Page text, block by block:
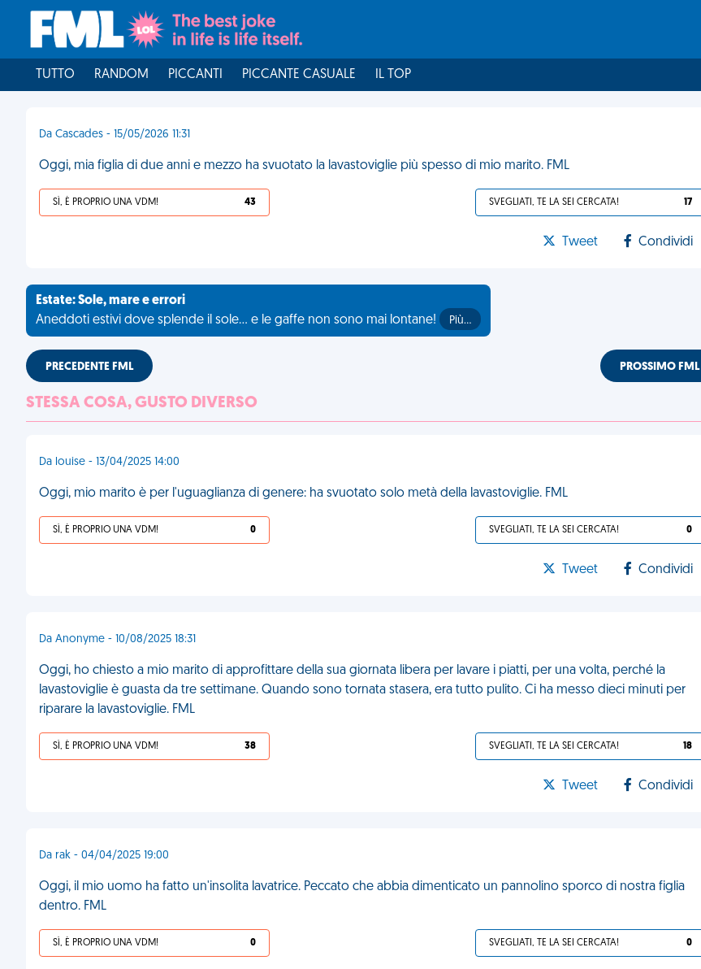
TUTTO RANDOM PICCANTI PICCANTE CASUALE IL TOP
Da Cascades - 15/05/2026 11:31
Oggi, mia figlia di due anni e mezzo ha svuotato la lavastoviglie più spesso di mio marito. FML
SÌ, È PROPRIO UNA VDM! 43 SVEGLIATI, TE LA SEI CERCATA! 17
Tweet Condividi
Estate: Sole, mare e errori
Aneddoti estivi dove splende il sole... e le gaffe non sono mai lontane!
Più…
PRECEDENTE FML PROSSIMO FML
STESSA COSA, GUSTO DIVERSO
Da louise - 13/04/2025 14:00
Oggi, mio marito è per l'uguaglianza di genere: ha svuotato solo metà della lavastoviglie. FML
SÌ, È PROPRIO UNA VDM! 0 SVEGLIATI, TE LA SEI CERCATA! 0
Tweet Condividi
Da Anonyme - 10/08/2025 18:31
Oggi, ho chiesto a mio marito di approfittare della sua giornata libera per lavare i piatti, per una volta, perché la
lavastoviglie è guasta da tre settimane. Quando sono tornata stasera, era tutto pulito. Ci ha messo dieci minuti per
riparare la lavastoviglie. FML
SÌ, È PROPRIO UNA VDM! 38 SVEGLIATI, TE LA SEI CERCATA! 18
Tweet Condividi
Da rak - 04/04/2025 19:00
Oggi, il mio uomo ha fatto un'insolita lavatrice. Peccato che abbia dimenticato un pannolino sporco di nostra figlia
dentro. FML
SÌ, È PROPRIO UNA VDM! 0 SVEGLIATI, TE LA SEI CERCATA! 0